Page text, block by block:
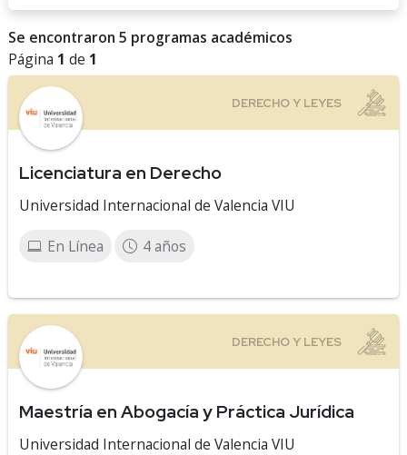
Se encontraron 5 programas académicos
Página 1 de 1
Licenciatura en Derecho
Universidad Internacional de Valencia VIU
En Línea 4 años
Maestría en Abogacía y Práctica Jurídica
Universidad Internacional de Valencia VIU